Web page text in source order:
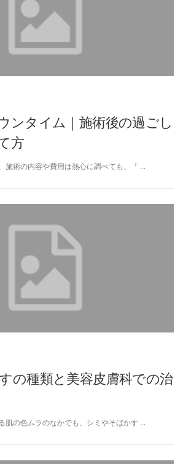
ンタイム｜施術後の過ごし
方
施術の内容や費用は熱心に調べても、「 …
の種類と美容皮膚科での治
肌の色ムラのなかでも、シミやそばかす …